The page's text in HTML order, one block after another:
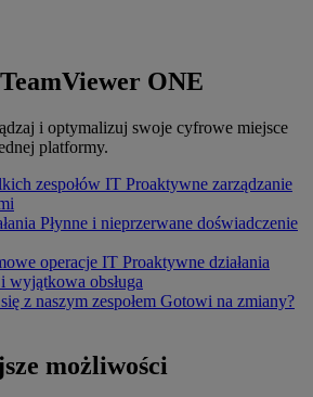
ONE
i optymalizuj swoje cyfrowe miejsce
platformy.
zespołów IT Proaktywne zarządzanie
Płynne i nieprzerwane doświadczenie
operacje IT Proaktywne działania
wyjątkowa obsługa
z naszym zespołem Gotowi na zmiany?
możliwości